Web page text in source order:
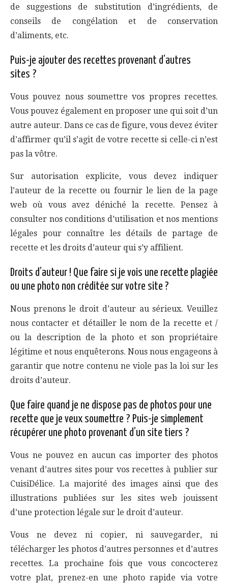
de suggestions de substitution d’ingrédients, de
conseils de congélation et de conservation
d’aliments, etc.
Puis-je ajouter des recettes provenant d’autres
sites ?
Vous pouvez nous soumettre vos propres recettes.
Vous pouvez également en proposer une qui soit d’un
autre auteur. Dans ce cas de figure, vous devez éviter
d’affirmer qu’il s’agit de votre recette si celle-ci n’est
pas la vôtre.
Sur autorisation explicite, vous devez indiquer
l’auteur de la recette ou fournir le lien de la page
web où vous avez déniché la recette. Pensez à
consulter nos conditions d’utilisation et nos mentions
légales pour connaître les détails de partage de
recette et les droits d’auteur qui s’y affilient.
Droits d’auteur ! Que faire si je vois une recette plagiée
ou une photo non créditée sur votre site ?
Nous prenons le droit d’auteur au sérieux. Veuillez
nous contacter et détailler le nom de la recette et /
ou la description de la photo et son propriétaire
légitime et nous enquêterons. Nous nous engageons à
garantir que notre contenu ne viole pas la loi sur les
droits d’auteur.
Que faire quand je ne dispose pas de photos pour une
recette que je veux soumettre ? Puis-je simplement
récupérer une photo provenant d’un site tiers ?
Vous ne pouvez en aucun cas importer des photos
venant d’autres sites pour vos recettes à publier sur
CuisiDélice. La majorité des images ainsi que des
illustrations publiées sur les sites web jouissent
d’une protection légale sur le droit d’auteur.
Vous ne devez ni copier, ni sauvegarder, ni
télécharger les photos d’autres personnes et d’autres
recettes. La prochaine fois que vous concocterez
votre plat, prenez-en une photo rapide via votre